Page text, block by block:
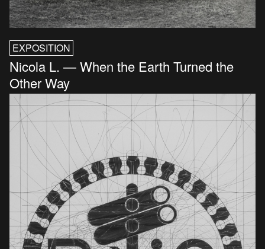
EXPOSITION
Nicola L. — When the Earth Turned the
Other Way